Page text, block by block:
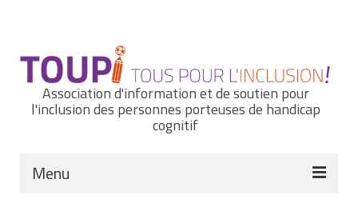
Association d'information et de soutien pour
l'inclusion des personnes porteuses de handicap
cognitif
Menu